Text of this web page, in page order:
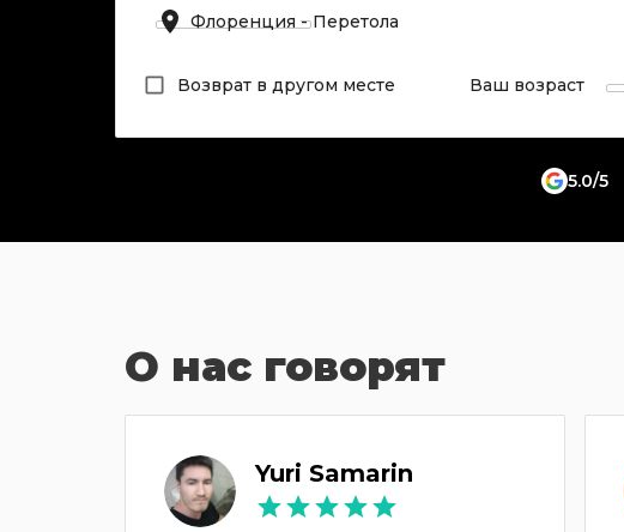
Возврат в другом месте Ваш возраст
5.0/5
О нас говорят
Yuri Samarin